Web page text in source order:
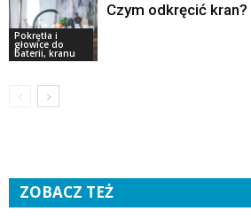
Pokrętła i
głowice do
baterii, kranu
Czym odkręcić kran?
ZOBACZ TEŻ